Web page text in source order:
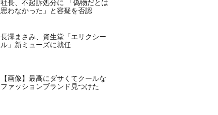
社長、不起訴処分に 「偽物だとは
思わなかった」と容疑を否認
長澤まさみ、資生堂「エリクシー
ル」新ミューズに就任
【画像】最高にダサくてクールな
ファッションブランド見つけた